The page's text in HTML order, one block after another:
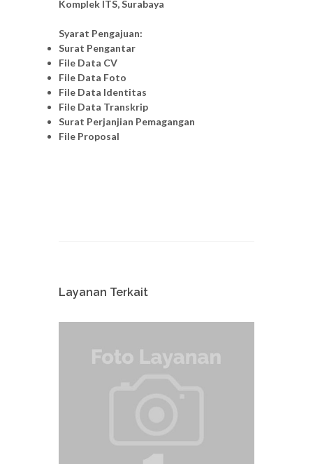
Komplek ITS, Surabaya
Syarat Pengajuan:
Surat Pengantar
File Data CV
File Data Foto
File Data Identitas
File Data Transkrip
Surat Perjanjian Pemagangan
File Proposal
Layanan Terkait